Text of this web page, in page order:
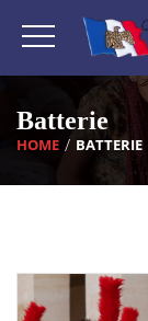
Batterie
HOME BATTERIE